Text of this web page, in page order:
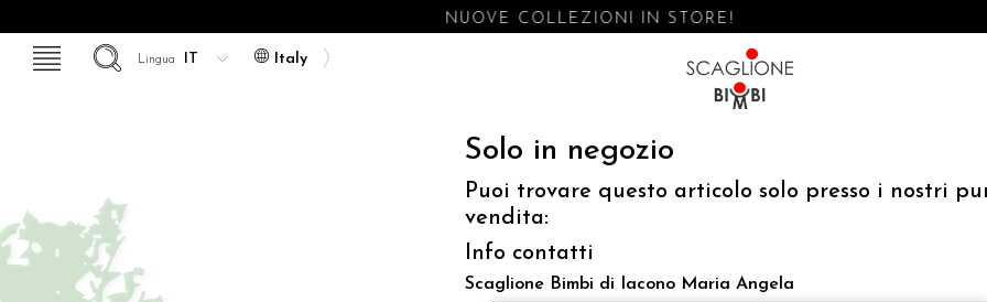
NUOVE COLLEZIONI IN STORE!
Italy
Lingua
Solo in negozio
Puoi trovare questo articolo solo presso i nostri
vendita:
Info contatti
Scaglione Bimbi di Iacono Maria Angela